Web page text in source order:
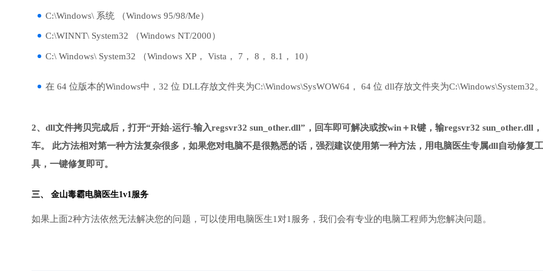
C:\Windows\ 系统 （Windows 95/98/Me）
C:\WINNT\ System32 （Windows NT/2000）
C:\ Windows\ System32 （Windows XP， Vista， 7， 8， 8.1， 10）
在 64 位版本的Windows中，32 位 DLL存放文件夹为C:\Windows\SysWOW64， 64 位 dll存放文件夹为C:\Windows\System32。
2、dll文件拷贝完成后，打开“开始-运行-输入regsvr32 sun_other.dll”，回车即可解决或按win＋R键，输regsvr32 sun_other.dll，
车。 此方法相对第一种方法复杂很多，如果您对电脑不是很熟悉的话，强烈建议使用第一种方法，用电脑医生专属dll自动修复工
具，一键修复即可。
三、 金山毒霸电脑医生1v1服务
如果上面2种方法依然无法解决您的问题，可以使用电脑医生1对1服务，我们会有专业的电脑工程师为您解决问题。